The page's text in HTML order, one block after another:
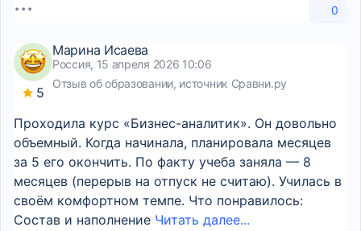
0
5
Марина Исаева
Россия, 15 апреля 2026 10:06
Отзыв об образовании, источник Сравни.ру
Проходила курс «Бизнес-аналитик». Он довольно
объемный. Когда начинала, планировала месяцев
за 5 его окончить. По факту учеба заняла — 8
месяцев (перерыв на отпуск не считаю). Училась в
своём комфортном темпе. Что понравилось:
Состав и наполнение Читать далее...